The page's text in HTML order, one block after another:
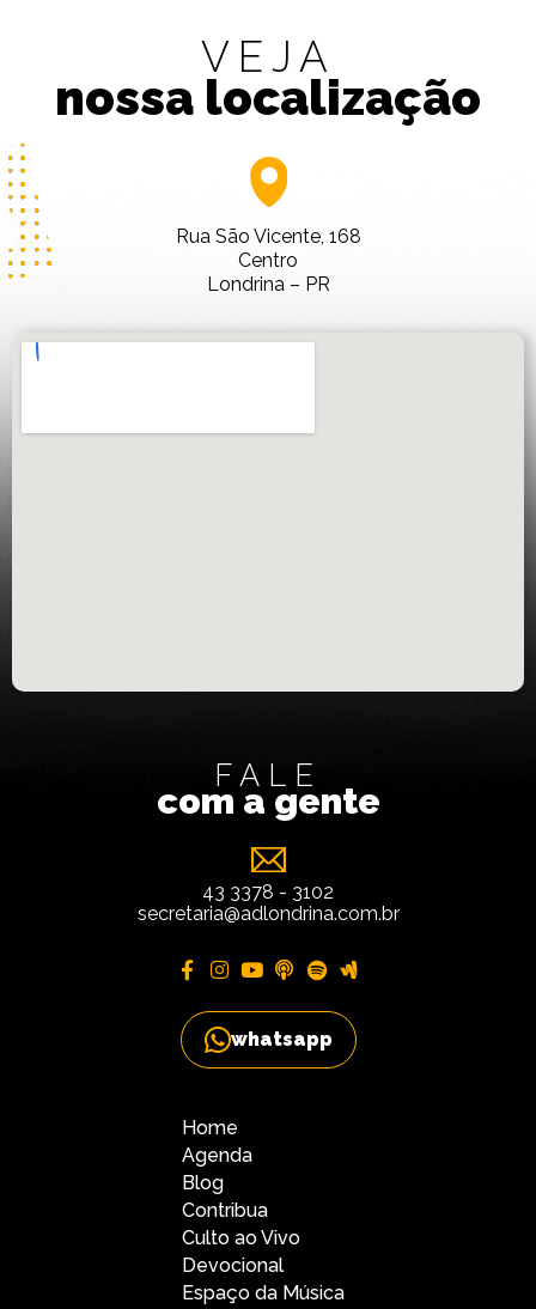
VEJA
nossa localização
Rua São Vicente, 168
Centro
Londrina – PR
FALE
com a gente
43 3378 - 3102
secretaria@adlondrina.com.br
whatsapp
Home
Agenda
Blog
Contribua
Culto ao Vivo
Devocional
Espaço da Música